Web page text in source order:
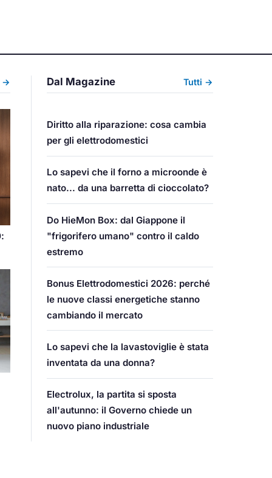
→ Dal Magazine Tutti →
Diritto alla riparazione: cosa cambia
per gli elettrodomestici
Lo sapevi che il forno a microonde è
nato... da una barretta di cioccolato?
Do HieMon Box: dal Giappone il
"frigorifero umano" contro il caldo
estremo
Bonus Elettrodomestici 2026: perché
le nuove classi energetiche stanno
cambiando il mercato
Lo sapevi che la lavastoviglie è stata
inventata da una donna?
Electrolux, la partita si sposta
all'autunno: il Governo chiede un
nuovo piano industriale